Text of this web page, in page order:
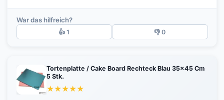
War das hilfreich?
👍 1 👎 0
Tortenplatte / Cake Board Rechteck Blau 35x45 Cm
5 Stk.
★★★★★